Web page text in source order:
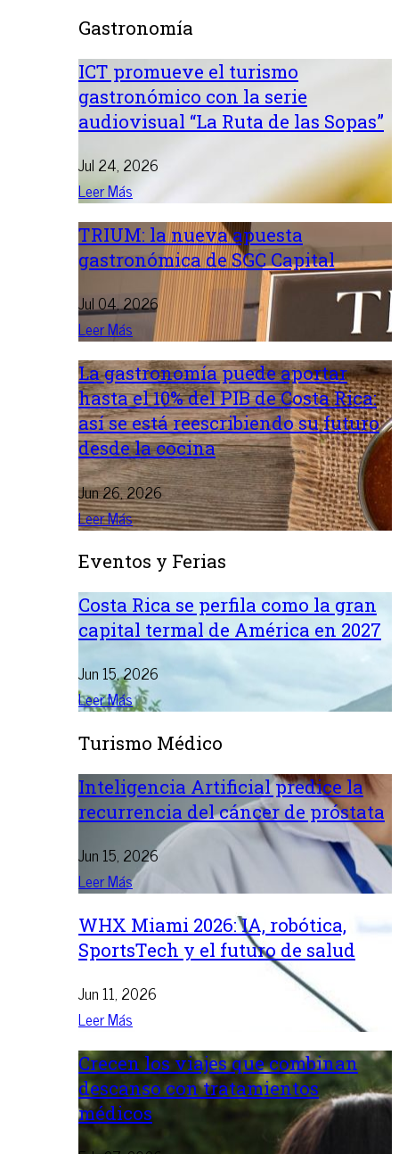
Gastronomía
ICT promueve el turismo
gastronómico con la serie
audiovisual “La Ruta de las Sopas”
Jul 24, 2026
Leer Más
TRIUM: la nueva apuesta
gastronómica de SGC Capital
Jul 04, 2026
Leer Más
La gastronomía puede aportar
hasta el 10% del PIB de Costa Rica:
así se está reescribiendo su futuro
desde la cocina
Jun 26, 2026
Leer Más
Eventos y Ferias
Costa Rica se perfila como la gran
capital termal de América en 2027
Jun 15, 2026
Leer Más
Turismo Médico
Inteligencia Artificial predice la
recurrencia del cáncer de próstata
Jun 15, 2026
Leer Más
WHX Miami 2026: IA, robótica,
SportsTech y el futuro de salud
Jun 11, 2026
Leer Más
Crecen los viajes que combinan
descanso con tratamientos
médicos